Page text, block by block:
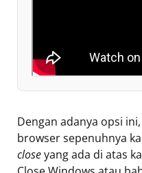
Dengan adanya opsi
browser sepenuhnya
closeyang ada di atas